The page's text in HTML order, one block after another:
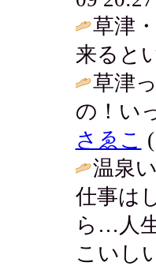
草津
来ると
草津
の！い
さゑこ
温泉
仕事は
ら…人
こいし